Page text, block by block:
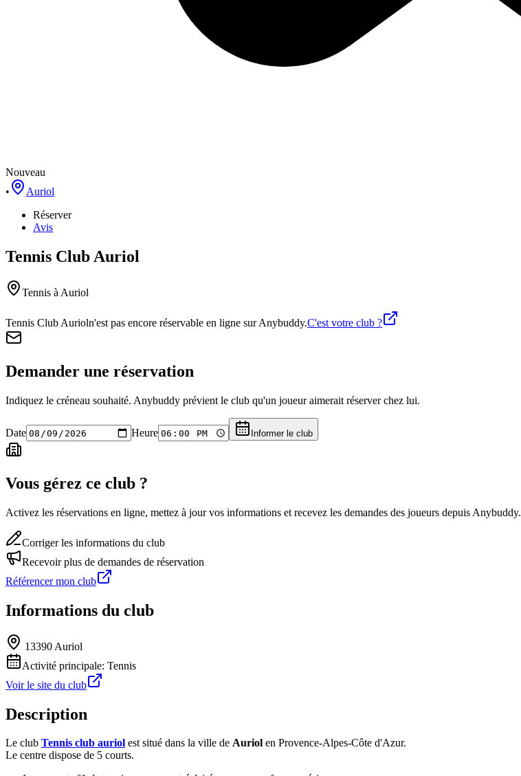
Nouveau
•
Auriol
Réserver
Avis
Tennis Club Auriol
Tennis à Auriol
Tennis Club Aurioln'est pas encore réservable en ligne sur Anybuddy.C'est votre club ?
Demander une réservation
Indiquez le créneau souhaité. Anybuddy prévient le club qu'un joueur aimerait réserver chez lui.
Date Heure Informer le club
Vous gérez ce club ?
Activez les réservations en ligne, mettez à jour vos informations et recevez les demandes des joueurs depuis Anybuddy.
Corriger les informations du club
Recevoir plus de demandes de réservation
Référencer mon club
Informations du club
13390 Auriol
Activité principale: Tennis
Voir le site du club
Description
Le club Tennis club auriol est situé dans la ville de Auriol en Provence-Alpes-Côte d'Azur.
Le centre dispose de 5 courts.